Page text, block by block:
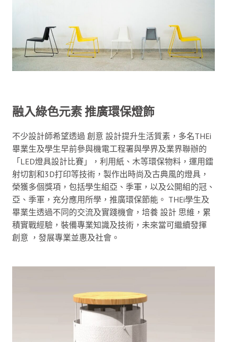
融入綠色元素推廣環保燈飾
不少設計師希望透過 創意 設計提升生活質素，多名THEi
畢業生及學生早前參與機電工程署與學界及業界聯辦的
「LED燈具設計比賽」，利用紙、木等環保物料，運用鐳
射切割和3D打印等技術，製作出時尚及古典風的燈具，
榮獲多個獎項，包括學生組亞、季軍，以及公開組的冠、
亞、季軍，充分應用所學，推廣環保節能。 THEi學生及
畢業生透過不同的交流及實踐機會，培養 設計 思維，累
積實戰經驗，裝備專業知識及技術，未來當可繼續發揮
創意 ，發展專業並惠及社會。